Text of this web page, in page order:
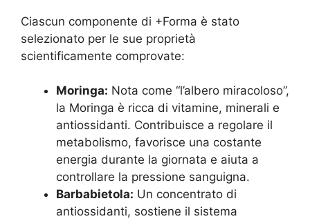
Ciascun componente di +Forma è stato
selezionato per le sue proprietà
scientificamente comprovate:
Moringa: Nota come “l’albero miracoloso”,
la Moringa è ricca di vitamine, minerali e
antiossidanti. Contribuisce a regolare il
metabolismo, favorisce una costante
energia durante la giornata e aiuta a
controllare la pressione sanguigna.
Barbabietola: Un concentrato di
antiossidanti, sostiene il sistema